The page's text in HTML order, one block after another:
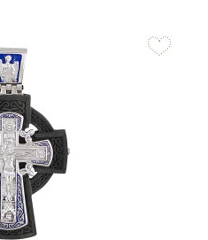
favorites